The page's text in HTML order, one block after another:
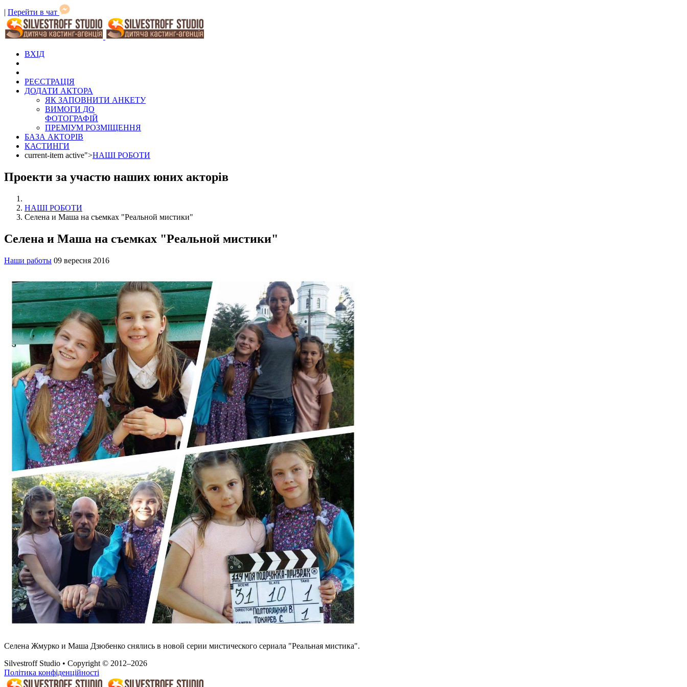
| Перейти в чат
ВХІД
РЕЄСТРАЦІЯ
ДОДАТИ АКТОРА
ЯК ЗАПОВНИТИ АНКЕТУ
ВИМОГИ ДО
ФОТОГРАФІЙ
ПРЕМІУМ РОЗМІЩЕННЯ
БАЗА АКТОРІВ
КАСТИНГИ
current-item active">НАШІ РОБОТИ
Проекти за участю наших юних акторів
НАШІ РОБОТИ
Селена и Маша на съемках "Реальной мистики"
Селена и Маша на съемках "Реальной мистики"
Наши работы 09 вересня 2016
Селена Жмурко и Маша Дзюбенко снялись в новой серии мистического сериала "Реальная мистика".
Silvestroff Studio • Copyright © 2012–2026
Політика конфіденційності